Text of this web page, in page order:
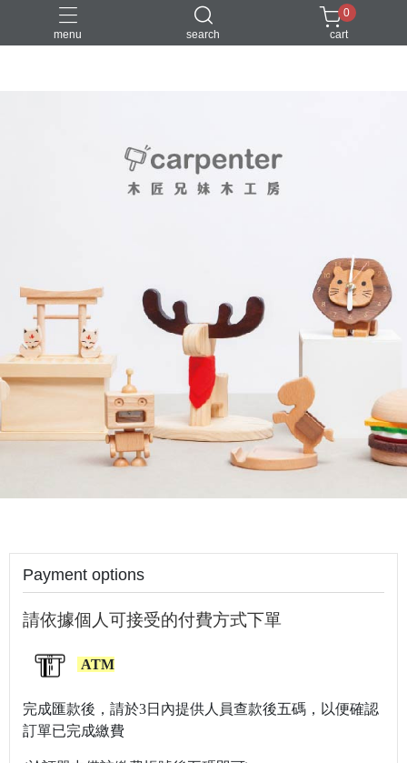
menu search
0
cart
Payment options
請依據個人可接受的付費方式下單
ATM
完成匯款後，請於3日內提供人員查款後五碼，以便確認
訂單已完成繳費